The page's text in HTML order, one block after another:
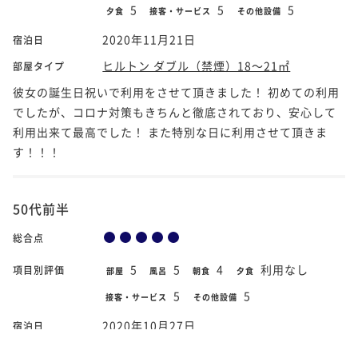
夕食 5 接客・サービス 5 その他設備 5
宿泊日 2020年11月21日
部屋タイプ
ヒルトン ダブル（禁煙）18～21㎡
彼女の誕生日祝いで利用をさせて頂きました！ 初めての利用
でしたが、コロナ対策もきちんと徹底されており、安心して
利用出来て最高でした！ また特別な日に利用させて頂きま
す！！！
50代前半
総合点
項目別評価 部屋 5 風呂 5 朝食 4 夕食 利用なし
接客・サービス 5 その他設備 5
宿泊日 2020年10月27日